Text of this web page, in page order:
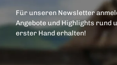
Für unseren Newsletter
Angebote und Highlights rund
erster Hand erhalten!